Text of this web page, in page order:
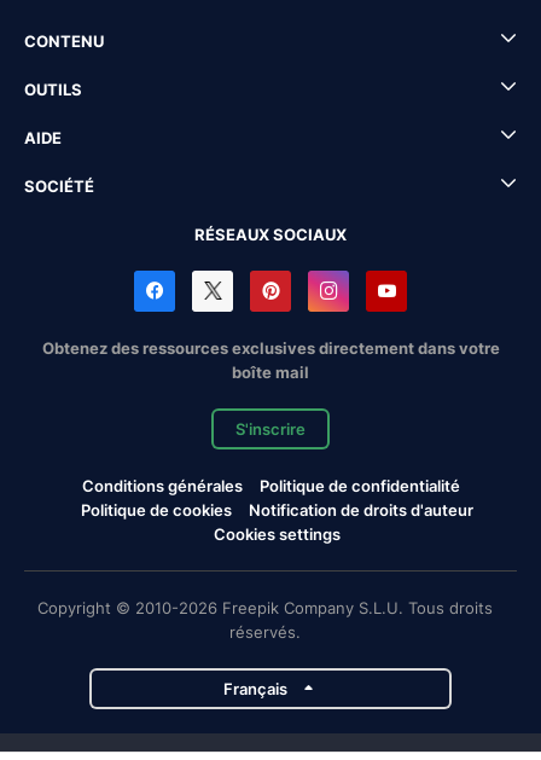
CONTENU
OUTILS
AIDE
SOCIÉTÉ
RÉSEAUX SOCIAUX
Obtenez des ressources exclusives directement dans votre
boîte mail
S'inscrire
Conditions générales
Politique de confidentialité
Politique de cookies
Notification de droits d'auteur
Cookies settings
Copyright © 2010-2026 Freepik Company S.L.U. Tous droits
réservés.
Français